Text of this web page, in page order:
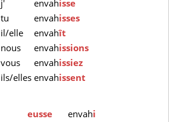
j' envahisse
tu envahisses
il/elle envahît
nous envahissions
vous envahissiez
ils/ellesenvahissent
eusse envahi